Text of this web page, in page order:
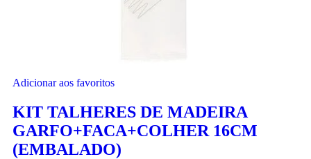
Adicionar aos favoritos
KIT TALHERES DE MADEIRA
GARFO+FACA+COLHER 16CM
(EMBALADO)